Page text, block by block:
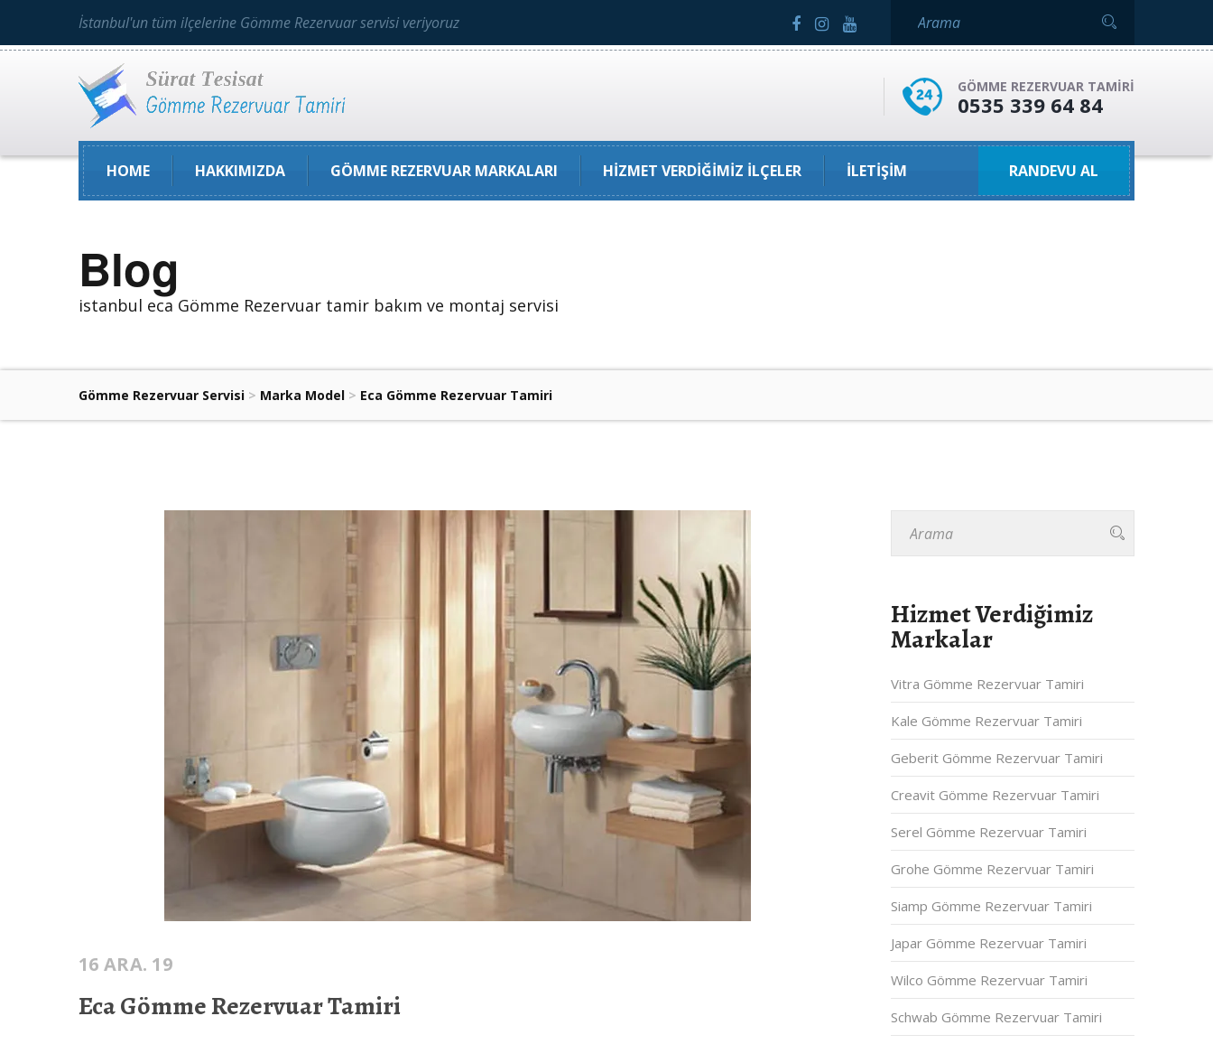
İstanbul'un tüm ilçelerine Gömme Rezervuar servisi veriyoruz
GÖMME REZERVUAR TAMIRI
0535 339 64 84
HOME HAKKIMIZDA GÖMME REZERVUAR MARKALARI HIZMET VERDIĞIMIZ İLÇELER İLETIŞIM RANDEVU AL
Blog
istanbul eca Gömme Rezervuar tamir bakım ve montaj servisi
Gömme Rezervuar Servisi > Marka Model > Eca Gömme Rezervuar Tamiri
16 ARA. 19
Eca Gömme Rezervuar Tamiri
Hizmet Verdiğimiz
Markalar
Vitra Gömme Rezervuar Tamiri
Kale Gömme Rezervuar Tamiri
Geberit Gömme Rezervuar Tamiri
Creavit Gömme Rezervuar Tamiri
Serel Gömme Rezervuar Tamiri
Grohe Gömme Rezervuar Tamiri
Siamp Gömme Rezervuar Tamiri
Japar Gömme Rezervuar Tamiri
Wilco Gömme Rezervuar Tamiri
Schwab Gömme Rezervuar Tamiri